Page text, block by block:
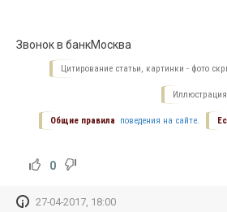
Звонок в банкМосква
Цитирование статьи, картинки - фото
Иллюстрация
Общие правила поведения на сайте.
0
27-04-2017, 18:00